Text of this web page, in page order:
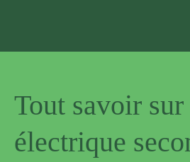
Tout savoir
électrique